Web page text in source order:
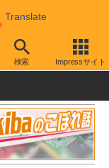
Translate
検索 Impressサイト
ヤー メディアプ